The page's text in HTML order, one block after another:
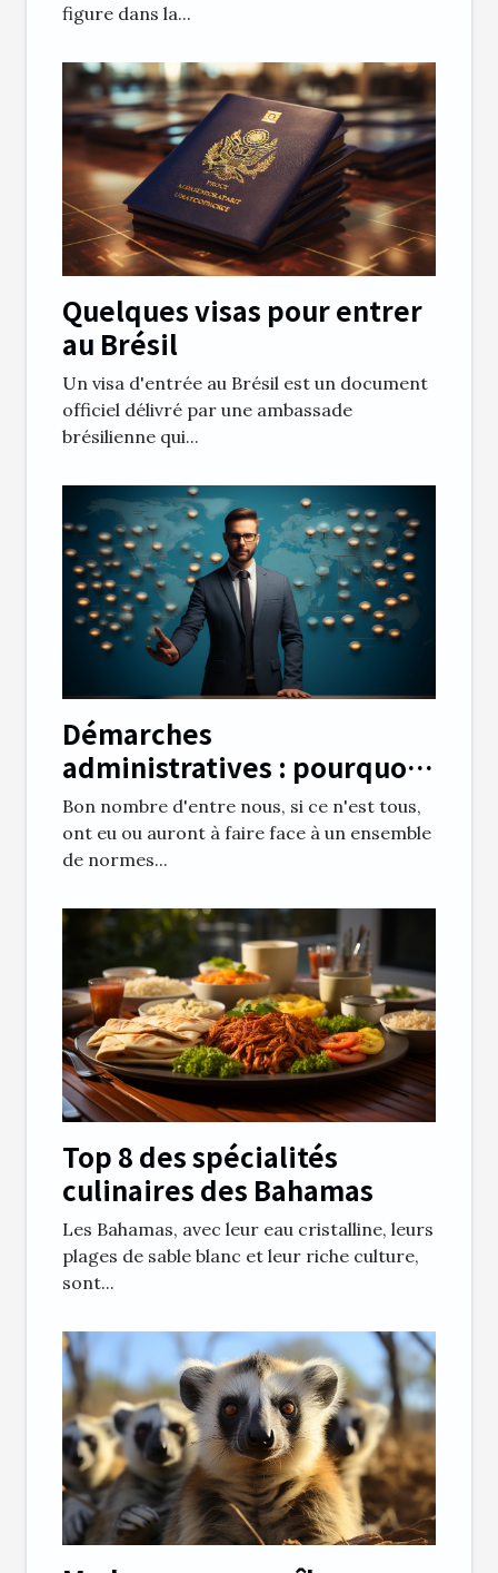
figure dans la...
Quelques visas pour entrer
au Brésil
Un visa d'entrée au Brésil est un document
officiel délivré par une ambassade
brésilienne qui...
Démarches
administratives : pourquoi
utiliser un annuaire en ligne
?
Bon nombre d'entre nous, si ce n'est tous,
ont eu ou auront à faire face à un ensemble
de normes...
Top 8 des spécialités
culinaires des Bahamas
Les Bahamas, avec leur eau cristalline, leurs
plages de sable blanc et leur riche culture,
sont...